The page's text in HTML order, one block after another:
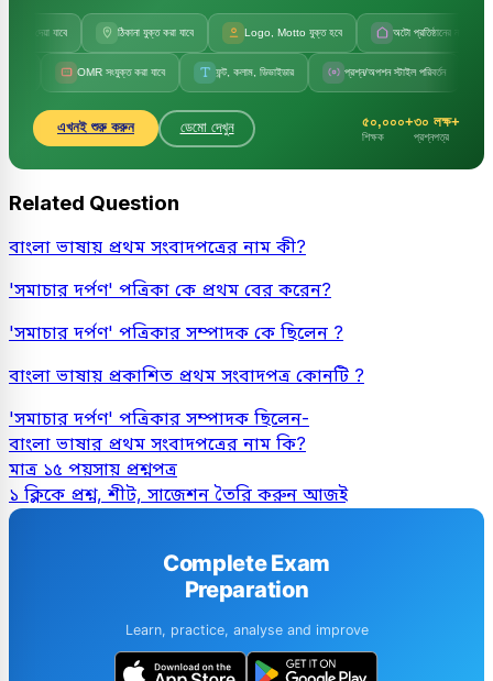
ঠিকানা যুক্ত করা যাবে Logo, Motto যুক্ত হবে অটো প্রতিষ্ঠানের নাম
OMR সংযুক্ত করা যাবে ফন্ট, কলাম, ডিভাইডার প্রশ্ন/অপশন স্টাইল পরিবর্তন
এখনই শুরু করুন ডেমো দেখুন ৫০,০০০+
শিক্ষক
৩০ লক্ষ+
প্রশ্নপত্র
Related Question
বাংলা ভাষায় প্রথম সংবাদপত্রের নাম কী?
'সমাচার দর্পণ' পত্রিকা কে প্রথম বের করেন?
'সমাচার দর্পণ' পত্রিকার সম্পাদক কে ছিলেন ?
বাংলা ভাষায় প্রকাশিত প্রথম সংবাদপত্র কোনটি ?
'সমাচার দর্পণ' পত্রিকার সম্পাদক ছিলেন-
বাংলা ভাষার প্রথম সংবাদপত্রের নাম কি?
মাত্র ১৫ পয়সায় প্রশ্নপত্র
১ ক্লিকে প্রশ্ন, শীট, সাজেশন তৈরি করুন আজই
Complete Exam
Preparation
Learn, practice, analyse and improve